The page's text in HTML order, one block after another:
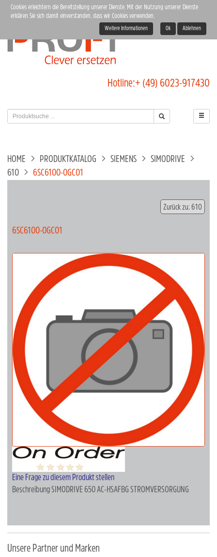
Hotline:+ (49) 6023-917430
HOME PRODUKTKATALOG SIEMENS
SIMODRIVE
610
6SC6100-0GC01
Zurück zu: 610
6SC6100-0GC01
Eine Frage zu diesem Produkt stellen
BeschreibungSIMODRIVE 650 AC-HSAFBG STROMVERSORGUNG
Unsere Partner und Marken
Cookies erleichtern die Bereitstellung unserer Dienste. Mit der Nutzung unserer Dienste
erklären Sie sich damit einverstanden, dass wir Cookies verwenden.
Weitere Informationen Ok Ablehnen